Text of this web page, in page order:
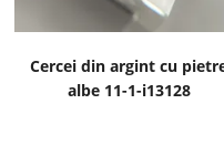
Cercei din argint cu
albe 11-1-i13128